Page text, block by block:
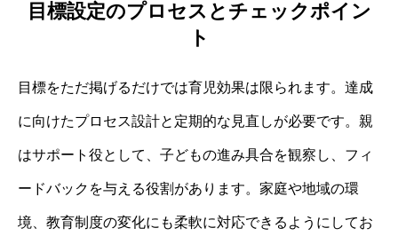
目標設定のプロセスとチェックポイン
ト
目標をただ掲げるだけでは育児効果は限られます。達成
に向けたプロセス設計と定期的な見直しが必要です。親
はサポート役として、子どもの進み具合を観察し、フィ
ードバックを与える役割があります。家庭や地域の環
境、教育制度の変化にも柔軟に対応できるようにしてお